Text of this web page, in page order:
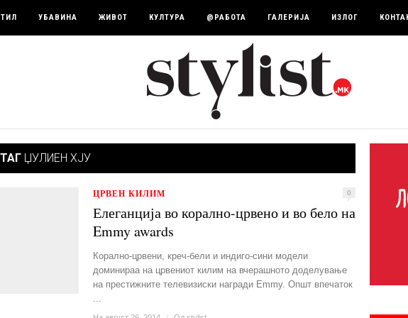
УБАВИНА ЖИВОТ КУЛТУРА @РАБОТА ГАЛЕРИЈА ИЗЛОГ
ЏУЛИЕН ХЈУ
ЦРВЕН КИЛИМ 0
Елеганција во корално-црвено и во бело на
Emmy awards
Корално-црвени, креч-бели и индиго-сини модели
доминираа на црвениот килим на вчерашното доделување
на престижните телевизиски награди Emmy. Општ впечаток
...